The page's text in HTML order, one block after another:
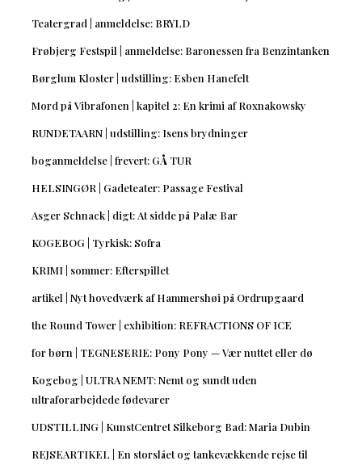
Teatergrad | anmeldelse: BRYLD
Frøbjerg Festspil | anmeldelse: Baronessen fra Benzintanken
Børglum Kloster | udstilling: Esben Hanefelt
Mord på Vibrafonen | kapitel 2: En krimi af Roxnakowsky
RUNDETAARN | udstilling: Isens brydninger
boganmeldelse | frevert: GÅ TUR
HELSINGØR | Gadeteater: Passage Festival
Asger Schnack | digt: At sidde på Palæ Bar
KOGEBOG | Tyrkisk: Sofra
KRIMI | sommer: Efterspillet
artikel | Nyt hovedværk af Hammershøi på Ordrupgaard
the Round Tower | exhibition: REFRACTIONS OF ICE
for børn | TEGNESERIE: Pony Pony — Vær nuttet eller dø
Kogebog | ULTRA NEMT: Nemt og sundt uden
ultraforarbejdede fødevarer
UDSTILLING | KunstCentret Silkeborg Bad: Maria Dubin
REJSEARTIKEL | En storslået og tankevækkende rejse til